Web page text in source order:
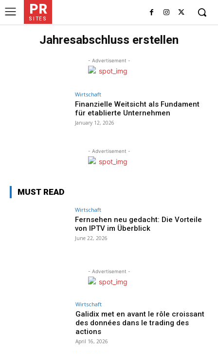
PR
SITES
Jahresabschluss erstellen
- Advertisement -
Wirtschaft
Finanzielle Weitsicht als Fundament
für etablierte Unternehmen
January 12, 2026
- Advertisement -
MUST READ
Wirtschaft
Fernsehen neu gedacht: Die Vorteile
von IPTV im Überblick
June 22, 2026
- Advertisement -
Wirtschaft
Galidix met en avant le rôle croissant
des données dans le trading des
actions
April 16, 2026